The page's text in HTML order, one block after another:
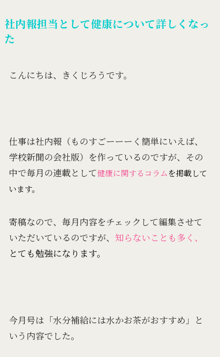
社内報担当として健康について詳しくなっ
た
こんにちは、きくじろうです。
仕事は社内報（ものすごーーーく簡単にいえば、
学校新聞の会社版）を作っているのですが、その
中で毎月の連載として健康に関するコラムを掲載して
います。
寄稿なので、毎月内容をチェックして編集させて
いただいているのですが、 知らないことも多く、
とても勉強になります。
今月号は「水分補給には水かお茶がおすすめ」と
いう内容でした。